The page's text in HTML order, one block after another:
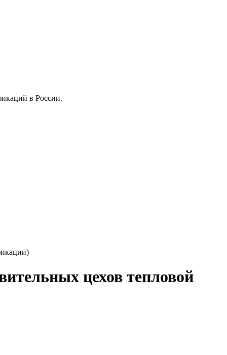
в России.
цехов тепловой